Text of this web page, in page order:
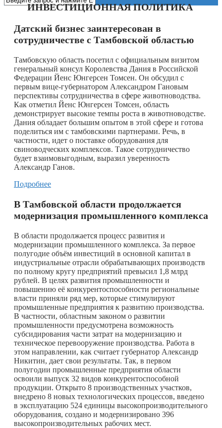
ИНВЕСТИЦИОННАЯ ПОЛИТИКА
Датский бизнес заинтересован в
сотрудничестве с Тамбовской областью
Тамбовскую область посетил с официальным визитом
генеральный консул Королевства Дания в Российской
Федерации Йенс Юнгерсен Томсен. Он обсудил с
первым вице-губернатором Александром Гановым
перспективы сотрудничества в сфере животноводства.
Как отметил Йенс Юнгерсен Томсен, область
демонстрирует высокие темпы роста в животноводстве.
Дания обладает большим опытом в этой сфере и готова
поделиться им с тамбовскими партнерами. Речь, в
частности, идет о поставке оборудования для
свиноводческих комплексов. Такое сотрудничество
будет взаимовыгодным, выразил уверенность
Александр Ганов.
Подробнее
В Тамбовской области продолжается
модернизация промышленного комплекса
В области продолжается процесс развития и
модернизации промышленного комплекса. За первое
полугодие объём инвестиций в основной капитал в
индустриальные отрасли обрабатывающих производств
по полному кругу предприятий превысил 1,8 млрд
рублей. В целях развития промышленности и
повышению её конкурентоспособности региональные
власти приняли ряд мер, которые стимулируют
промышленные предприятия к развитию производства.
В частности, областным законом о развитии
промышленности предусмотрена возможность
субсидирования части затрат на модернизацию и
техническое перевооружение производства. Работа в
этом направлении, как считает губернатор Александр
Никитин, дает свои результаты. Так, в первом
полугодии промышленные предприятия области
освоили выпуск 32 видов конкурентоспособной
продукции. Открыто 8 производственных участков,
внедрено 8 новых технологических процессов, введено
в эксплуатацию 524 единицы высокопроизводительного
оборудования, создано и модернизировано 396
высокопроизводительных рабочих мест.